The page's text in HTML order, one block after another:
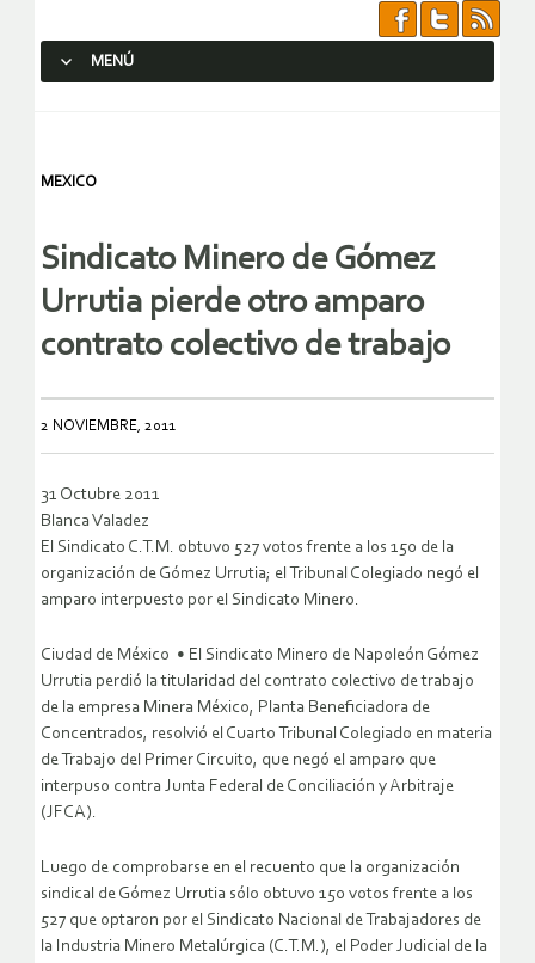
MENÚ
MEXICO
Sindicato Minero de Gómez
Urrutia pierde otro amparo
contrato colectivo de trabajo
2 NOVIEMBRE, 2011
31 Octubre 2011
Blanca Valadez
El Sindicato C.T.M. obtuvo 527 votos frente a los 150 de la
organización de Gómez Urrutia; el Tribunal Colegiado negó el
amparo interpuesto por el Sindicato Minero.
Ciudad de México • El Sindicato Minero de Napoleón Gómez
Urrutia perdió la titularidad del contrato colectivo de trabajo
de la empresa Minera México, Planta Beneficiadora de
Concentrados, resolvió el Cuarto Tribunal Colegiado en materia
de Trabajo del Primer Circuito, que negó el amparo que
interpuso contra Junta Federal de Conciliación y Arbitraje
(JFCA).
Luego de comprobarse en el recuento que la organización
sindical de Gómez Urrutia sólo obtuvo 150 votos frente a los
527 que optaron por el Sindicato Nacional de Trabajadores de
la Industria Minero Metalúrgica (C.T.M.), el Poder Judicial de la